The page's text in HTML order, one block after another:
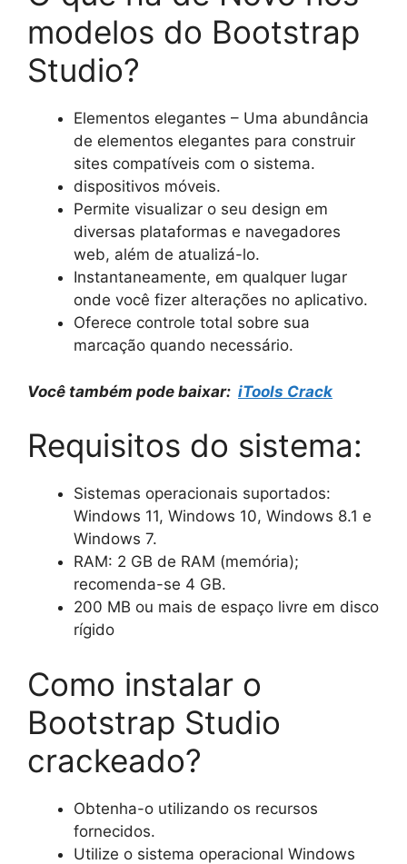
modelos do Bootstrap
Studio?
Elementos elegantes – Uma abundância
de elementos elegantes para construir
sites compatíveis com o sistema.
dispositivos móveis.
Permite visualizar o seu design em
diversas plataformas e navegadores
web, além de atualizá-lo.
Instantaneamente, em qualquer lugar
onde você fizer alterações no aplicativo.
Oferece controle total sobre sua
marcação quando necessário.
Você também pode baixar: iTools Crack
Requisitos do sistema:
Sistemas operacionais suportados:
Windows 11, Windows 10, Windows 8.1 e
Windows 7.
RAM: 2 GB de RAM (memória);
recomenda-se 4 GB.
200 MB ou mais de espaço livre em disco
rígido
Como instalar o
Bootstrap Studio
crackeado?
Obtenha-o utilizando os recursos
fornecidos.
Utilize o sistema operacional Windows